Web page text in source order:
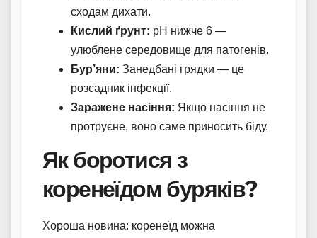
сходам дихати.
Кислий ґрунт: pH нижче 6 —
улюблене середовище для патогенів.
Бур’яни: Занедбані грядки — це
розсадник інфекції.
Заражене насіння: Якщо насіння не
протруєне, воно саме приносить біду.
Як боротися з
коренеїдом буряків?
Хороша новина: коренеїд можна